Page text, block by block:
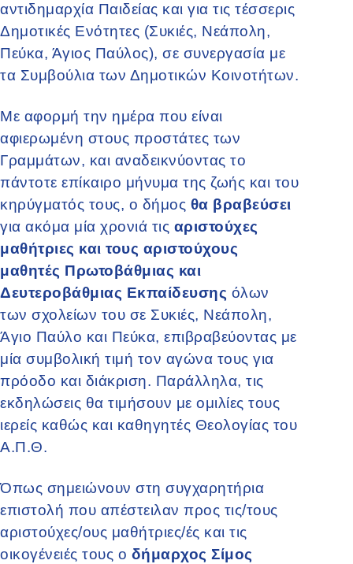
αντιδημαρχία Παιδείας και για τις τέσσερις
Δημοτικές Ενότητες (Συκιές, Νεάπολη,
Πεύκα, Άγιος Παύλος), σε συνεργασία με
τα Συμβούλια των Δημοτικών Κοινοτήτων.
Με αφορμή την ημέρα που είναι
αφιερωμένη στους προστάτες των
Γραμμάτων, και αναδεικνύοντας το
πάντοτε επίκαιρο μήνυμα της ζωής και του
κηρύγματός τους, ο δήμος θα βραβεύσει
για ακόμα μία χρονιά τις αριστούχες
μαθήτριες και τους αριστούχους
μαθητές Πρωτοβάθμιας και
Δευτεροβάθμιας Εκπαίδευσης όλων
των σχολείων του σε Συκιές, Νεάπολη,
Άγιο Παύλο και Πεύκα, επιβραβεύοντας με
μία συμβολική τιμή τον αγώνα τους για
πρόοδο και διάκριση. Παράλληλα, τις
εκδηλώσεις θα τιμήσουν με ομιλίες τους
ιερείς καθώς και καθηγητές Θεολογίας του
Α.Π.Θ.
Όπως σημειώνουν στη συγχαρητήρια
επιστολή που απέστειλαν προς τις/τους
αριστούχες/ους μαθήτριες/ές και τις
οικογένειές τους ο δήμαρχος Σίμος